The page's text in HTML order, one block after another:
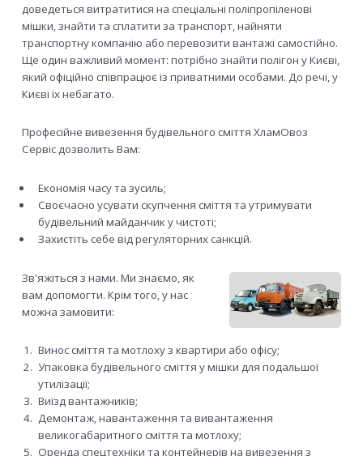
доведеться витратитися на спеціальні поліпропіленові
мішки, знайти та сплатити за транспорт, найняти
транспортну компанію або перевозити вантажі самостійно.
Ще один важливий момент: потрібно знайти полігон у Києві,
який офіційно співпрацює із приватними особами. До речі, у
Києві їх небагато.
Професійне вивезення будівельного сміття ХламОвоз
Сервіс дозволить Вам:
Економія часу та зусиль;
Своєчасно усувати скупчення сміття та утримувати
будівельний майданчик у чистоті;
Захистіть себе від регуляторних санкцій.
Зв'яжіться з нами. Ми знаємо, як
вам допомогти. Крім того, у нас
можна замовити:
Винос сміття та мотлоху з квартири або офісу;
Упаковка будівельного сміття у мішки для подальшої
утилізації;
Виїзд вантажників;
Демонтаж, навантаження та вивантаження
великогабаритного сміття та мотлоху;
Оренда спецтехніки та контейнерів на вивезення з